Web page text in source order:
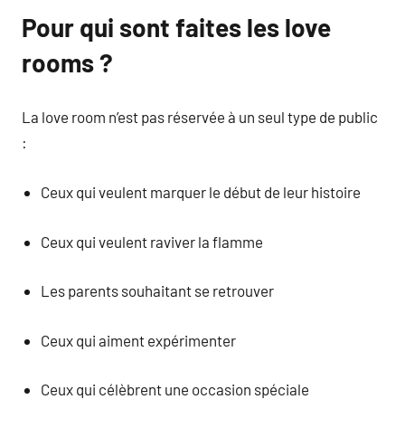
Pour qui sont faites les love
rooms ?
La love room n’est pas réservée à un seul type de public
:
Ceux qui veulent marquer le début de leur histoire
Ceux qui veulent raviver la flamme
Les parents souhaitant se retrouver
Ceux qui aiment expérimenter
Ceux qui célèbrent une occasion spéciale